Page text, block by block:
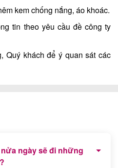
kem chống nắng, áo khoác.
tin theo yêu cầu đề công ty
Quý khách để ý quan sát các
ngày sẽ đi những